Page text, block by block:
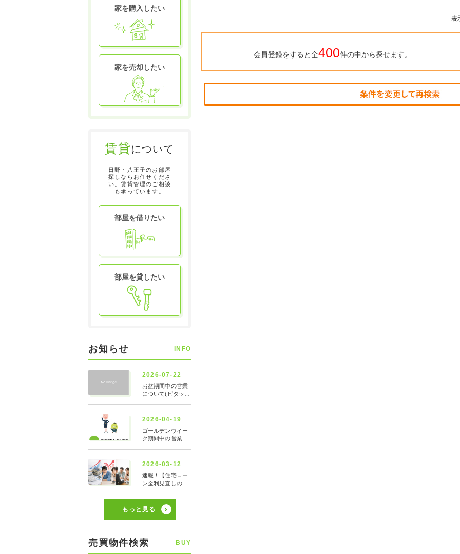
表
会員登録をすると全400件の中から探せます。
家を購入したい
家を売却したい
賃貸について
日野・八王子のお部屋
探しならお任せくださ
い。賃貸管理のご相談
も承っています。
部屋を借りたい
部屋を貸したい
お知らせ INFO
もっと見る
売買物件検索 BUY